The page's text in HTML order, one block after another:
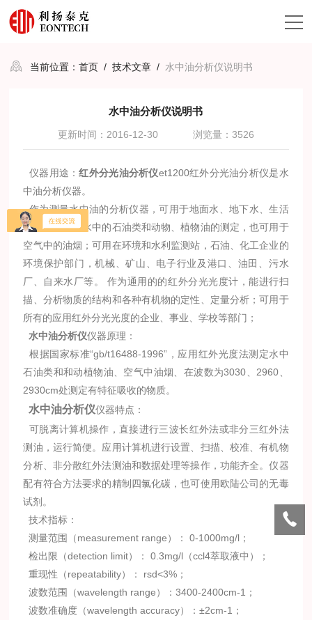
当前位置：首页 /技术文章 / 水中油分析仪说明书
水中油分析仪说明书
更新时间：2016-12-30 浏览量：3526
仪器用途：红外分光油分析仪et1200红外分光油分析仪是水
中油分析仪器。
作为测量水中油的分析仪器，可用于地面水、地下水、生活
污水和工业废水中的石油类和动物、植物油的测定，也可用于
空气中的油烟；可用在环境和水利监测站，石油、化工企业的
环境保护部门，机械、矿山、电子行业及港口、油田、污水
厂、自来水厂等。 作为通用的的红外分光光度计，能进行扫
描、分析物质的结构和各种有机物的定性、定量分析；可用于
所有的应用红外分光光度的企业、事业、学校等部门；
水中油分析仪仪器原理：
根据国家标准“gb/t16488-1996”，应用红外光度法测定水中
石油类和和动植物油、空气中油烟、在波数为3030、2960、
2930cm处测定有特征吸收的物质。
水中油分析仪仪器特点：
可脱离计算机操作，直接进行三波长红外法或非分三红外法
测油，运行简便。应用计算机进行设置、扫描、校准、有机物
分析、非分散红外法测油和数据处理等操作，功能齐全。仪器
配有符合方法要求的精制四氯化碳，也可使用欧陆公司的无毒
试剂。
技术指标：
测量范围（measurement range）： 0-1000mg/l；
检出限（detection limit）： 0.3mg/l（ccl4萃取液中）；
重现性（repeatability）： rsd<3%；
波数范围（wavelength range）：3400-2400cm-1；
波数准确度（wavelength accuracy）：±2cm-1；